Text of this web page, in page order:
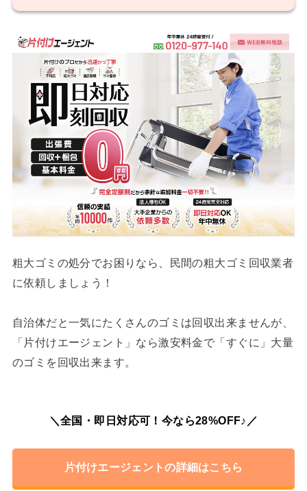
粗大ゴミの処分でお困りなら、民間の粗大ゴミ回収業者
に依頼しましょう！
自治体だと一気にたくさんのゴミは回収出来ませんが、
「片付けエージェント」なら激安料金で「すぐに」大量
のゴミを回収出来ます。
＼全国・即日対応可！今なら28%OFF♪／
片付けエージェントの詳細はこちら